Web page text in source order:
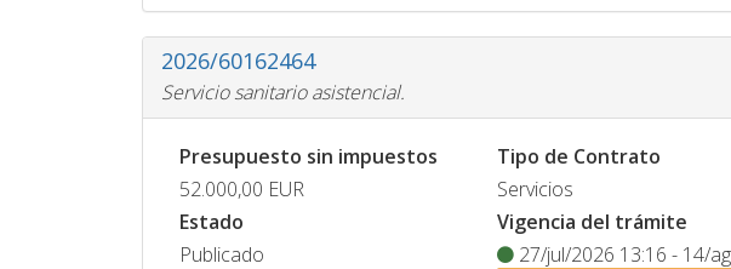
2026/60162464
Servicio sanitario asistencial.
Presupuesto sin impuestos
52.000,00 EUR
Tipo de Contrato
Servicios
Estado
Publicado
Vigencia del trámite
27/jul/2026 13:16 - 14/